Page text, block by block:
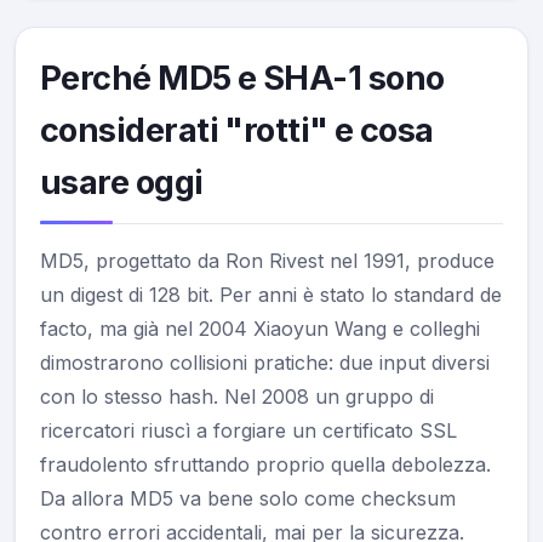
Perché MD5 e SHA-1 sono
considerati "rotti" e cosa
usare oggi
MD5, progettato da Ron Rivest nel 1991, produce
un digest di 128 bit. Per anni è stato lo standard de
facto, ma già nel 2004 Xiaoyun Wang e colleghi
dimostrarono collisioni pratiche: due input diversi
con lo stesso hash. Nel 2008 un gruppo di
ricercatori riuscì a forgiare un certificato SSL
fraudolento sfruttando proprio quella debolezza.
Da allora MD5 va bene solo come checksum
contro errori accidentali, mai per la sicurezza.